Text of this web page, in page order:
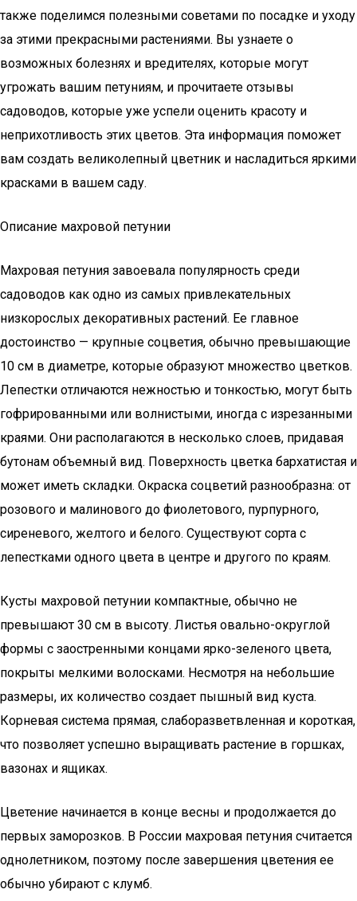
также поделимся полезными советами по посадке и уходу
за этими прекрасными растениями. Вы узнаете о
возможных болезнях и вредителях, которые могут
угрожать вашим петуниям, и прочитаете отзывы
садоводов, которые уже успели оценить красоту и
неприхотливость этих цветов. Эта информация поможет
вам создать великолепный цветник и насладиться яркими
красками в вашем саду.
Описание махровой петунии
Махровая петуния завоевала популярность среди
садоводов как одно из самых привлекательных
низкорослых декоративных растений. Ее главное
достоинство — крупные соцветия, обычно превышающие
10 см в диаметре, которые образуют множество цветков.
Лепестки отличаются нежностью и тонкостью, могут быть
гофрированными или волнистыми, иногда с изрезанными
краями. Они располагаются в несколько слоев, придавая
бутонам объемный вид. Поверхность цветка бархатистая и
может иметь складки. Окраска соцветий разнообразна: от
розового и малинового до фиолетового, пурпурного,
сиреневого, желтого и белого. Существуют сорта с
лепестками одного цвета в центре и другого по краям.
Кусты махровой петунии компактные, обычно не
превышают 30 см в высоту. Листья овально-округлой
формы с заостренными концами ярко-зеленого цвета,
покрыты мелкими волосками. Несмотря на небольшие
размеры, их количество создает пышный вид куста.
Корневая система прямая, слаборазветвленная и короткая,
что позволяет успешно выращивать растение в горшках,
вазонах и ящиках.
Цветение начинается в конце весны и продолжается до
первых заморозков. В России махровая петуния считается
однолетником, поэтому после завершения цветения ее
обычно убирают с клумб.